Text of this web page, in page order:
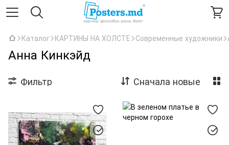
Каталог КАРТИНЫ НА ХОЛСТЕ Современные художники
Анна Кинкэйд
Фильтр Сначала новые